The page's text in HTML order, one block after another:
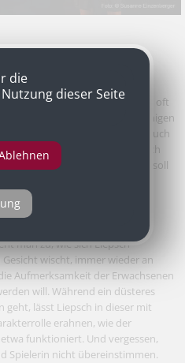
spielen sollen, ist das Ergebnis oft
Chance. In der zweisprachigen
hits the fan“, also den Ausbruch
Duos Kandinsky kommt noch
eine Nebenrolle zukommt. Er soll
apokalyptischen
Liepsch aus diesen
macht, ist der reinste
ein ernstes Kind kurz vor dem
man zu, wie sich Liepsch
wischt, immer wieder an
Aufmerksamkeit der Erwachsenen
will. Während ein düsteres
lässt Liepsch in dieser mit
erahnen, wie der
funktioniert. Und vergessen,
Spielerin nicht übereinstimmen.
die
dieser Seite